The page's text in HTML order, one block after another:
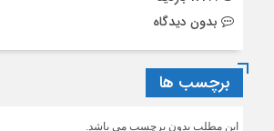
بدون دیدگاه
برچسب ها
این مطلب بدون برچسب می باشد.